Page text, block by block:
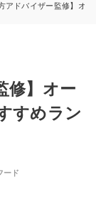
アドバイザー監修】オ
修】オー
すめラン
ード